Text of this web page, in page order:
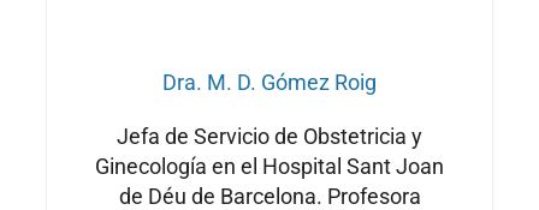
Dra. M. D. Gómez Roig
Jefa de Servicio de Obstetricia y
Ginecología en el Hospital Sant Joan
de Déu de Barcelona. Profesora